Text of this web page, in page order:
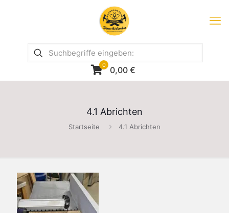
0 0,00 €
4.1 Abrichten
Startseite 4.1 Abrichten